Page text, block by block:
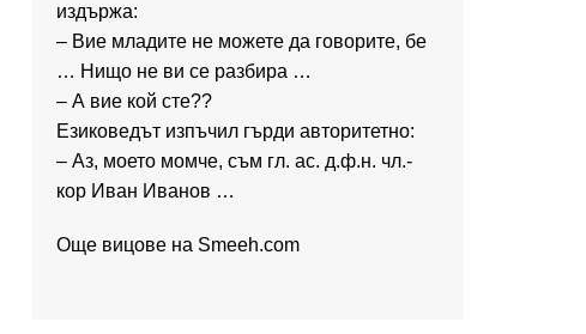
издържа:
– Вие младите не можете да говорите, бе
… Нищо не ви се разбира …
– А вие кой сте??
Езиковедът изпъчил гърди авторитетно:
– Аз, моето момче, съм гл. ас. д.ф.н. чл.-
кор Иван Иванов …
Още вицове на Smeeh.com